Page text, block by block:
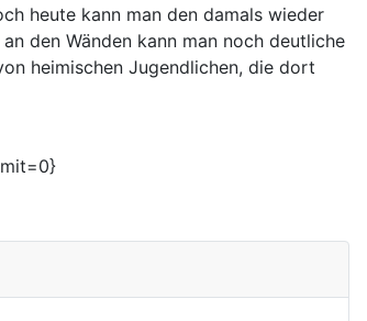
heute kann man den damals wieder
den Wänden kann man noch deutliche
heimischen Jugendlichen, die dort